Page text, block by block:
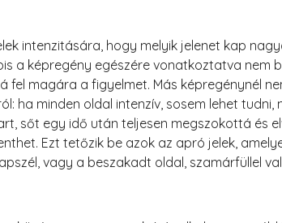
intenzitására, hogy melyik jelenet kap
a képregény egészére vonatkoztatva nem
fel magára a figyelmet. Más képregénynél
ha minden oldal intenzív, sosem lehet tudni,
sőt egy idő után teljesen megszokottá és
Ezt tetőzik be azok az apró jelek,
vagy a beszakadt oldal, szamárfüllel